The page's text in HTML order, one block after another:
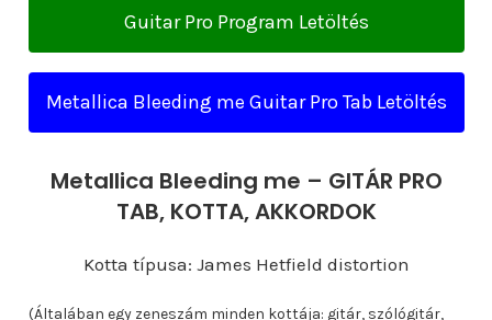
Guitar Pro Program Letöltés
Metallica Bleeding me Guitar Pro Tab Letöltés
Metallica Bleeding me – GITÁR PRO
TAB, KOTTA, AKKORDOK
Kotta típusa: James Hetfield distortion
(Általában egy zeneszám minden kottája: gitár, szólógitár,